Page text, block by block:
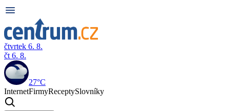
čtvrtek 6. 8.
čt 6. 8.
27°C
InternetFirmyReceptySlovníky